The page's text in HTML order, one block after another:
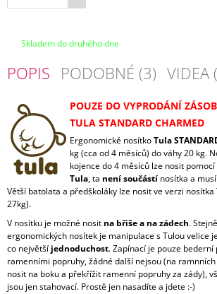
Skladem do druhého dne
POPIS PODOBNÉ (3) VIDEA
POUZE DO VYPRODÁNÍ
TULA STANDARD CHARMED
Ergonomické nosítkoTula
kg (cca od 4 měsíců) do váhy 20 kg.
kojence do 4 měsíců lze nosit pomocí
Tula, ta není součástí nosítka a
Větší batolata a předškoláky lze nosit ve verzi
27kg).
V nosítku je možné nosit na břiše a na zádech.
ergonomických nosítek je manipulace s Tulou velice
co největší jednoduchost. Zapínací je pouze
ramenními popruhy, žádné další nejsou (na
nosit na boku a překřížit ramenní popruhy za zády),
jsou jen stahovací. Prostě jen nasadíte a jdete :-)
PÁR
NA
NOŽIČKY
2
200